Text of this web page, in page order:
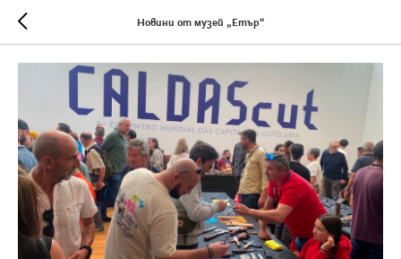
Новини от музей „Етър“